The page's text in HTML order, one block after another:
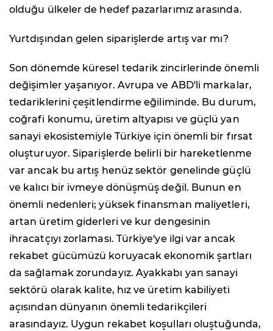
olduğu ülkeler de hedef pazarlarımız arasında.
Yurtdışından gelen siparişlerde artış var mı?
Son dönemde küresel tedarik zincirlerinde önemli
değişimler yaşanıyor. Avrupa ve ABD'li markalar,
tedariklerini çeşitlendirme eğiliminde. Bu durum,
coğrafi konumu, üretim altyapısı ve güçlü yan
sanayi ekosistemiyle Türkiye için önemli bir fırsat
oluşturuyor. Siparişlerde belirli bir hareketlenme
var ancak bu artış henüz sektör genelinde güçlü
ve kalıcı bir ivmeye dönüşmüş değil. Bunun en
önemli nedenleri; yüksek finansman maliyetleri,
artan üretim giderleri ve kur dengesinin
ihracatçıyı zorlaması. Türkiye'ye ilgi var ancak
rekabet gücümüzü koruyacak ekonomik şartları
da sağlamak zorundayız. Ayakkabı yan sanayi
sektörü olarak kalite, hız ve üretim kabiliyeti
açısından dünyanın önemli tedarikçileri
arasındayız. Uygun rekabet koşulları oluştuğunda,